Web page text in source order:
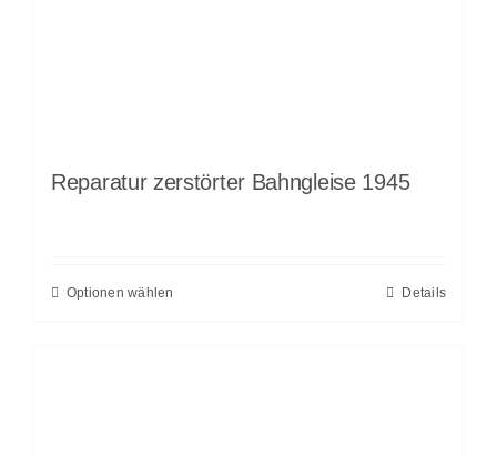
Reparatur zerstörter Bahngleise 1945
Optionen wählen Details